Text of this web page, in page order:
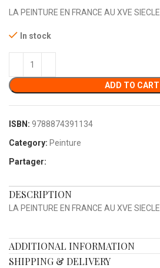
LA PEINTURE EN FRANCE AU XVE SIECLE
In stock
ADD TO CART
ISBN: 9788874391134
Category: Peinture
Partager:
DESCRIPTION
LA PEINTURE EN FRANCE AU XVE SIECLE
ADDITIONAL INFORMATION
SHIPPING & DELIVERY